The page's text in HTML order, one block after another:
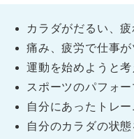
カラダがだるい、
痛み、疲労で仕事が
運動を始めようと
スポーツのパフォ
自分にあったトレ
自分のカラダの状